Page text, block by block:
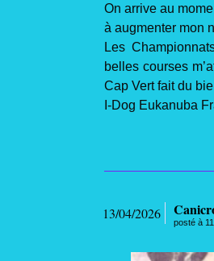
On arrive au
à augmenter mon
Les
belles courses
Cap Vert fait du
I-Dog Eukanuba
13/04/2026
posté à